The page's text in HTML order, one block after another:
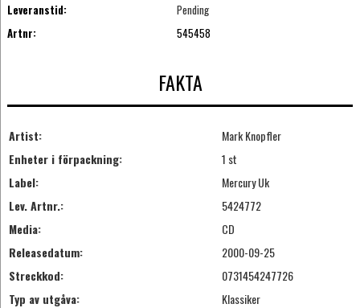
Leveranstid:
Pending
Artnr:
545458
FAKTA
Artist:
Mark Knopfler
Enheter i förpackning:
1 st
Label:
Mercury Uk
Lev. Artnr.:
5424772
Media:
CD
Releasedatum:
2000-09-25
Streckkod:
0731454247726
Typ av utgåva:
Klassiker